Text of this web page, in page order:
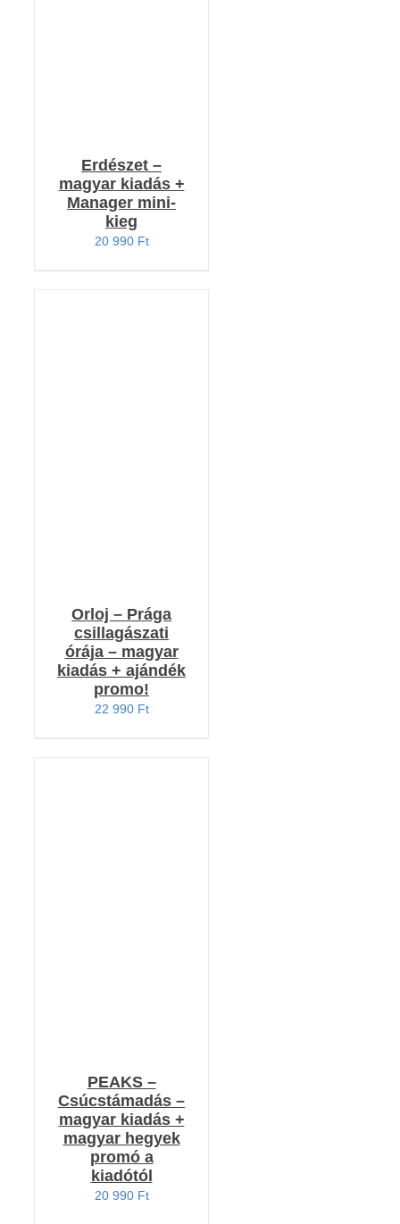
Erdészet –
magyar kiadás +
Manager mini-
kieg
20 990 Ft
Orloj – Prága
csillagászati
órája – magyar
kiadás + ajándék
promo!
22 990 Ft
PEAKS –
Csúcstámadás –
magyar kiadás +
magyar hegyek
promó a
kiadótól
20 990 Ft